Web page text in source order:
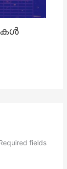
fields